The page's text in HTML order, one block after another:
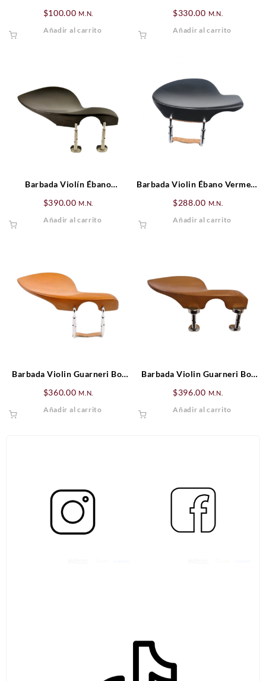
$100.00 M.N.
Añadir al carrito
$330.00 M.N.
Añadir al carrito
Barbada Violín Ébano
$390.00 M.N.
Añadir al carrito
Barbada Violin Ébano Vermeer
$288.00 M.N.
Añadir al carrito
Barbada Violin Guarneri Boj
$360.00 M.N.
Añadir al carrito
Barbada Violin Guarneri Boj
$396.00 M.N.
Añadir al carrito